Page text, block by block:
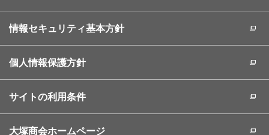
情報セキュリティ基本方針
個人情報保護方針
サイトの利用条件
大塚商会ホームページ